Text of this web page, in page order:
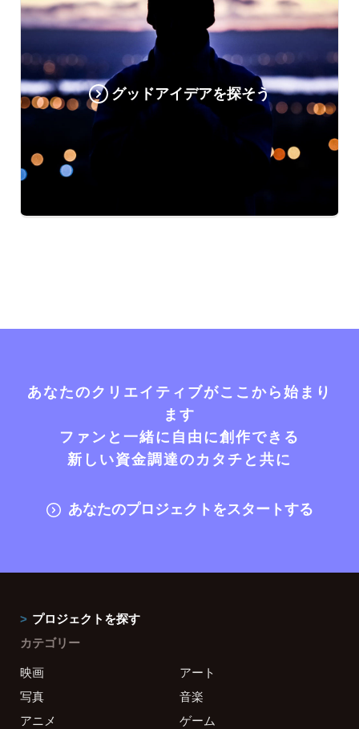
グッドアイデアを探そう
あなたのクリエイティブがここから始まり
ます
ファンと一緒に自由に創作できる
新しい資金調達のカタチと共に
あなたのプロジェクトをスタートする
プロジェクトを探す
カテゴリー
映画
アート
写真
音楽
アニメ
ゲーム